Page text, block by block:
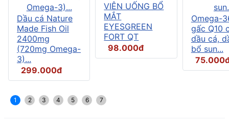
Dầu cá Nature
Made Fish Oil
2400mg
(720mg Omega-
3)...
299.000đ
VIÊN UỐNG BỔ
MẮT
EYESGREEN
FORT QT
98.000đ
Omega-
gấc Q10
dầu cá,
bổ sun...
1 2 3 4 5 6 7